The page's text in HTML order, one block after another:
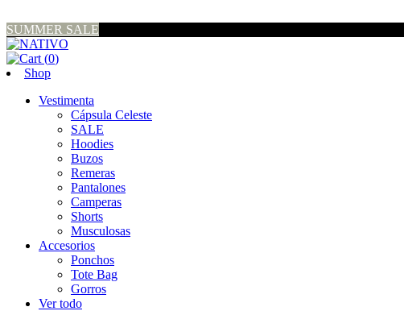
SUMMER SALE
(0)
Shop
Vestimenta
Cápsula Celeste
SALE
Hoodies
Buzos
Remeras
Pantalones
Camperas
Shorts
Musculosas
Accesorios
Ponchos
Tote Bag
Gorros
Ver todo